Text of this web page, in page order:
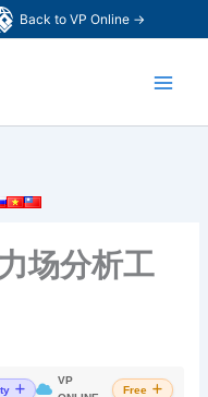
Back to VP Online →
场分析工
VP
Free